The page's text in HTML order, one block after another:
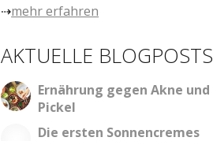
⇢mehr erfahren
AKTUELLE BLOGPOSTS
Ernährung gegen Akne und
Pickel
Die ersten Sonnencremes